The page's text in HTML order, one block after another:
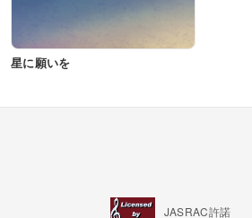
星に願いを
JASRAC許諾